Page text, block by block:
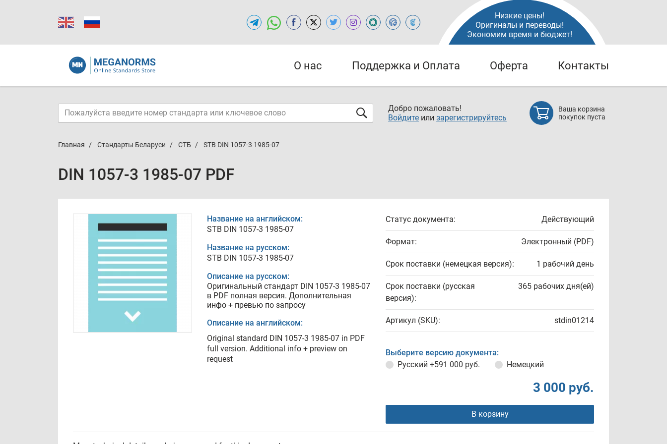
Низкие цены!
Оригиналы и переводы!
Экономим время и бюджет!
О нас Поддержка и Оплата Оферта Контакты
Добро пожаловать!
Войдите или зарегистрируйтесь
Ваша корзина
покупок пуста
Главная Стандарты Беларуси СТБ STB DIN 1057-3 1985-07
DIN 1057-3 1985-07 PDF
Название на английском:
STB DIN 1057-3 1985-07
Название на русском:
STB DIN 1057-3 1985-07
Описание на русском:
Оригинальный стандарт DIN 1057-3 1985-07
в PDF полная версия. Дополнительная
инфо + превью по запросу
Описание на английском:
Original standard DIN 1057-3 1985-07 in PDF
full version. Additional info + preview on
request
Статус документа: Действующий
Формат: Электронный (PDF)
Срок поставки (немецкая версия): 1 рабочий день
Срок поставки (русская
версия):
365 рабочих дня(ей)
Артикул (SKU): stdin01214
Выберите версию документа:
Русский +591 000 руб. Немецкий
3 000 руб.
В корзину